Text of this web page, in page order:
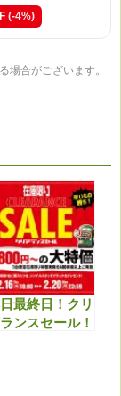
(-4%)
場合がございます。
最終日！クリ
ンスセール！